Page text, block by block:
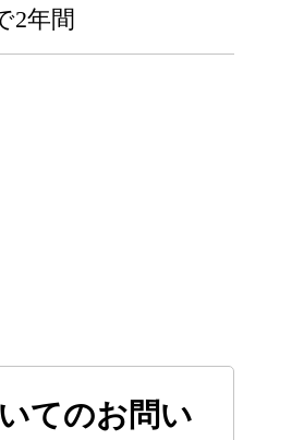
2年間
てのお問い